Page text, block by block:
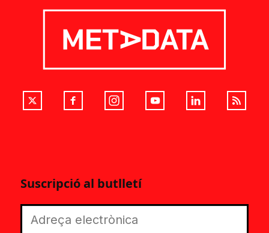
Suscripció al butlletí